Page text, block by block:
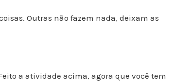
Outras não fazem nada, deixam as
a atividade acima, agora que você tem